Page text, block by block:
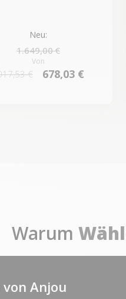
Neu:
1.649,00 €
Von
€ 678,03 €
Warum
Anjou